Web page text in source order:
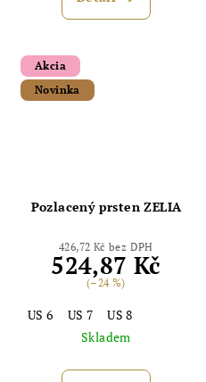
Akcia
Novinka
Pozlacený prsten ZELIA
426,72 Kč bez DPH
524,87 Kč
(–24 %)
US 6 US 7
US 8
Skladem